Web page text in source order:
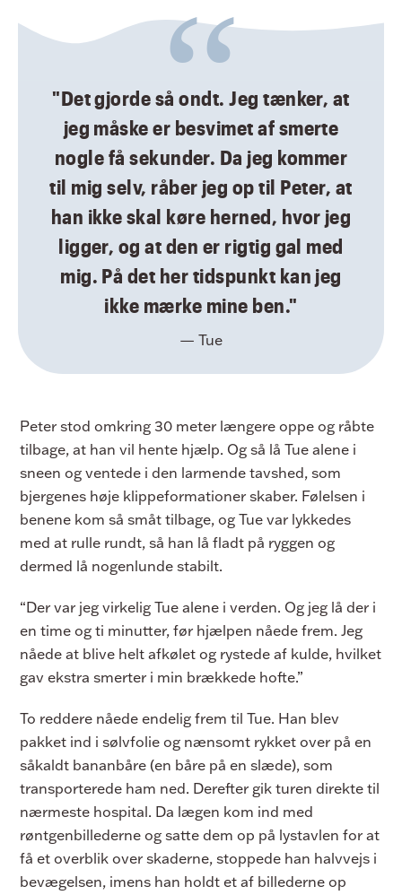
"Det gjorde så ondt. Jeg tænker, at
jeg måske er besvimet af smerte
nogle få sekunder. Da jeg kommer
til mig selv, råber jeg op til Peter, at
han ikke skal køre herned, hvor jeg
ligger, og at den er rigtig gal med
mig. På det her tidspunkt kan jeg
ikke mærke mine ben."
— Tue
Peter stod omkring 30 meter længere oppe og råbte
tilbage, at han vil hente hjælp. Og så lå Tue alene i
sneen og ventede i den larmende tavshed, som
bjergenes høje klippeformationer skaber. Følelsen i
benene kom så småt tilbage, og Tue var lykkedes
med at rulle rundt, så han lå fladt på ryggen og
dermed lå nogenlunde stabilt.
“Der var jeg virkelig Tue alene i verden. Og jeg lå der i
en time og ti minutter, før hjælpen nåede frem. Jeg
nåede at blive helt afkølet og rystede af kulde, hvilket
gav ekstra smerter i min brækkede hofte.”
To reddere nåede endelig frem til Tue. Han blev
pakket ind i sølvfolie og nænsomt rykket over på en
såkaldt bananbåre (en båre på en slæde), som
transporterede ham ned. Derefter gik turen direkte til
nærmeste hospital. Da lægen kom ind med
røntgenbillederne og satte dem op på lystavlen for at
få et overblik over skaderne, stoppede han halvvejs i
bevægelsen, imens han holdt et af billederne op